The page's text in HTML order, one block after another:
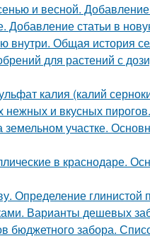
и весной.
Добавление статьи в
внутри. Общая история
для растений с
калия (калий
нежных и вкусных пирогов.
земельном участке.
в краснодаре.
Определение глинистой
Варианты дешевых
бюджетного забора.